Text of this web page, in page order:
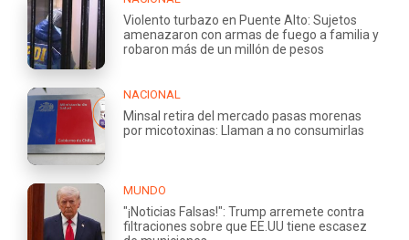
Violento turbazo en Puente Alto: Sujetos
amenazaron con armas de fuego a familia y
robaron más de un millón de pesos
NACIONAL
Minsal retira del mercado pasas morenas
por micotoxinas: Llaman a no consumirlas
MUNDO
"¡Noticias Falsas!": Trump arremete contra
filtraciones sobre que EE.UU tiene escasez